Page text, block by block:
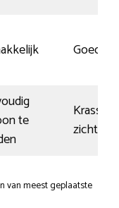
Goed
te
Krassen
zichtbaar
van meest geplaatste